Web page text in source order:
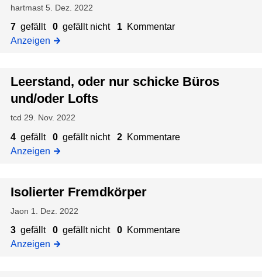
hartmast 5. Dez. 2022
gefällt
7 gefällt nicht
0 Kommentar
1
Anzeigen
Leerstand, oder nur schicke Büros
und/oder Lofts
tcd 29. Nov. 2022
gefällt
4 gefällt nicht
0 Kommentare
2
Anzeigen
d
e
f
t
Isolierter Fremdkörper
Jaon 1. Dez. 2022
gefällt
3 gefällt nicht
0 Kommentare
0
Anzeigen
n
e
s
t
m
m
Z
i
e
e
ä
n
n
g
-
s
e
m
s
c
h
a
h
a
B
u
n
d
s
o
h
n